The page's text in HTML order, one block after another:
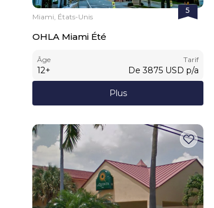
5
Miami, États-Unis
OHLA Miami Été
Âge
12+
Tarif
De 3875 USD p/a
Plus